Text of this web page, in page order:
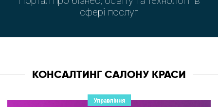
сфері послуг
КОНСАЛТИНГ САЛОНУ КРАСИ
Управління